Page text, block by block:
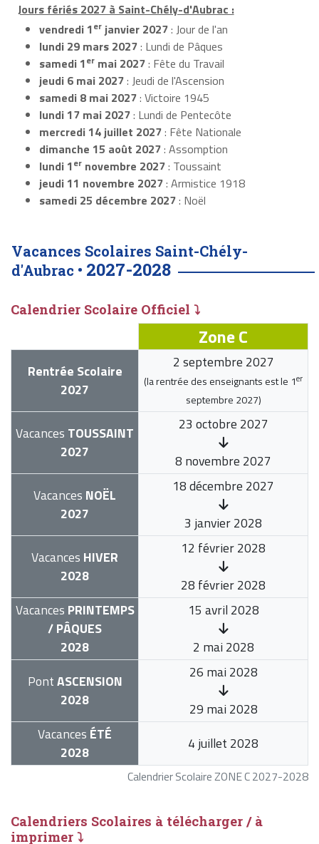
Jours fériés 2027 à Saint-Chély-d'Aubrac :
vendredi 1er janvier 2027: Jour de l'an
lundi 29 mars 2027: Lundi de Pâques
samedi 1er mai 2027: Fête du Travail
jeudi 6 mai 2027: Jeudi de l'Ascension
samedi 8 mai 2027: Victoire 1945
lundi 17 mai 2027: Lundi de Pentecôte
mercredi 14 juillet 2027: Fête Nationale
dimanche 15 août 2027: Assomption
lundi 1er novembre 2027: Toussaint
jeudi 11 novembre 2027: Armistice 1918
samedi 25 décembre 2027: Noël
Vacances Scolaires Saint-Chély-
d'Aubrac • 2027-2028
Calendrier Scolaire Officiel ⤵
Calendrier Scolaire ZONE C 2027-2028
Zone C
Rentrée Scolaire
2027
2 septembre 2027
(la rentrée des enseignants est le 1er
septembre 2027)
Vacances TOUSSAINT
2027
23 octobre 2027
8 novembre 2027
Vacances NOËL
2027
18 décembre 2027
3 janvier 2028
Vacances HIVER
2028
12 février 2028
28 février 2028
Vacances PRINTEMPS
/ PÂQUES
2028
15 avril 2028
2 mai 2028
PontASCENSION
2028
26 mai 2028
29 mai 2028
Vacances ÉTÉ
2028
4 juillet 2028
Calendriers Scolaires à télécharger / à
imprimer ⤵